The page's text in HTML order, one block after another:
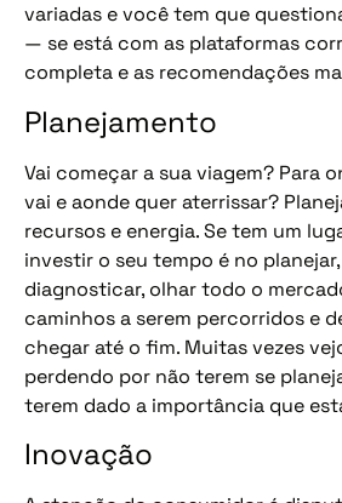
variadas e você tem que
— se está com as plataformas
completa e as recomendações
Planejamento
Vai começar a sua viagem? Para
vai e aonde quer aterrissar?
recursos e energia. Se tem um
investir o seu tempo é no
diagnosticar, olhar todo o
caminhos a serem percorridos e
chegar até o fim. Muitas vezes
perdendo por não terem se
terem dado a importância que
Inovação